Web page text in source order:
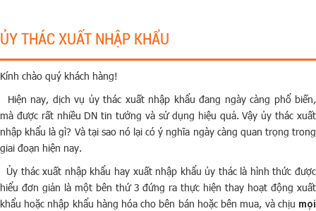
ỦY THÁC XUẤT NHẬP KHẨU
Kính chào quý khách hàng!
Hiện nay, dịch vụ ủy thác xuất nhập khẩu đang ngày càng phổ biến,
mà được rất nhiều DN tin tưởng và sử dụng hiệu quả. Vậy ủy thác xuất
nhập khẩu là gì? Và tại sao nó lại có ý nghĩa ngày càng quan trọng trong
giai đoạn hiện nay.
Ủy thác xuất nhập khẩu hay xuất nhập khẩu ủy thác là hình thức được
hiểu đơn giản là một bên thứ 3 đứng ra thực hiện thay hoạt động xuất
khẩu hoặc nhập khẩu hàng hóa cho bên bán hoặc bên mua, và chịu mọi